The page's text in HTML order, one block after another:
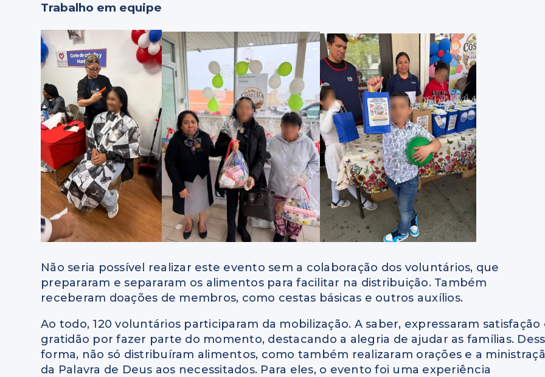
Trabalho em equipe
Não seria possível realizar este evento sem a colaboração dos voluntários, que
prepararam e separaram os alimentos para facilitar na distribuição. Também
receberam doações de membros, como cestas básicas e outros auxílios.
Ao todo, 120 voluntários participaram da mobilização. A saber, expressaram satisfação
gratidão por fazer parte do momento, destacando a alegria de ajudar as famílias.
forma, não só distribuíram alimentos, como também realizaram orações e a
da Palavra de Deus aos necessitados. Para eles, o evento foi uma experiência